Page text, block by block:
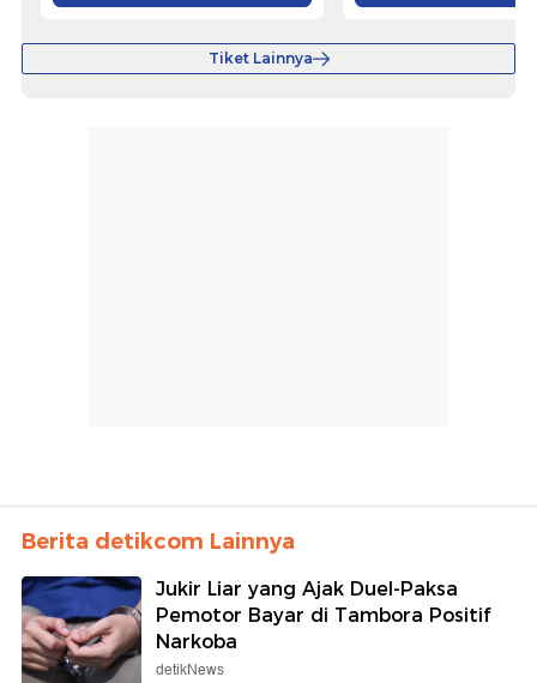
Tiket Lainnya
Berita detikcom Lainnya
Jukir Liar yang Ajak Duel-Paksa
Pemotor Bayar di Tambora Positif
Narkoba
detikNews